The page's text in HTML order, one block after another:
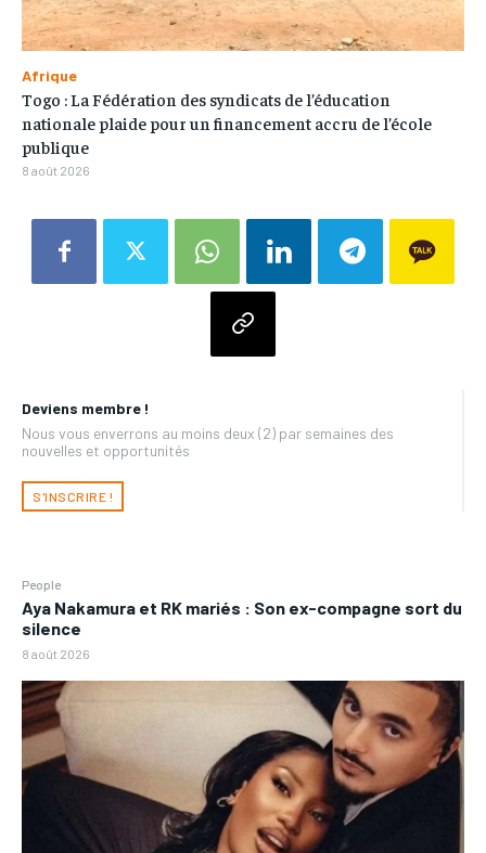
Deviens membre !
Nous vous enverrons au moins deux (2) par semaines des
nouvelles et opportunités
S'INSCRIRE !
People
Aya Nakamura et RK mariés : Son ex-compagne sort du
silence
8 août 2026
Afrique
Togo : La Fédération des syndicats de l’éducation
nationale plaide pour un financement accru de l’école
publique
8 août 2026